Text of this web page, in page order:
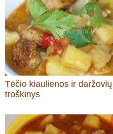
Tėčio kiaulienos ir daržovių
troškinys